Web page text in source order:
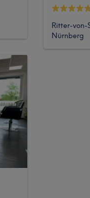
Ritter-von-
Nürnberg